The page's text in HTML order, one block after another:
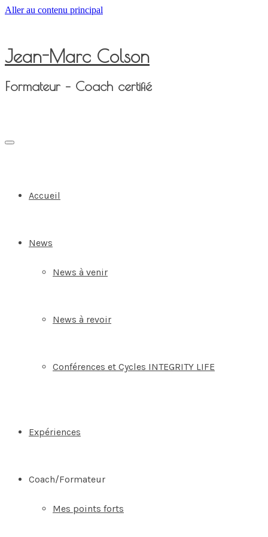
Aller au contenu principal
Jean-Marc Colson
Formateur – Coach certifié
Accueil
News
News à venir
News à revoir
Conférences et Cycles INTEGRITY LIFE
Expériences
Coach/Formateur
Mes points forts